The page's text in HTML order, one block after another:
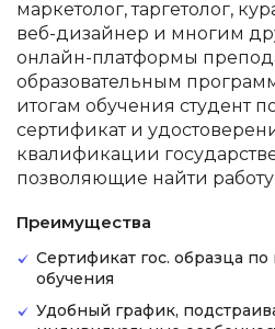
маркетолог, таргетолог,
веб-дизайнер и многим
онлайн-платформы
образовательным
итогам обучения студент
сертификат и
квалификации
позволяющие найти
Преимущества
Сертификат гос. образца
обучения
Удобный график,